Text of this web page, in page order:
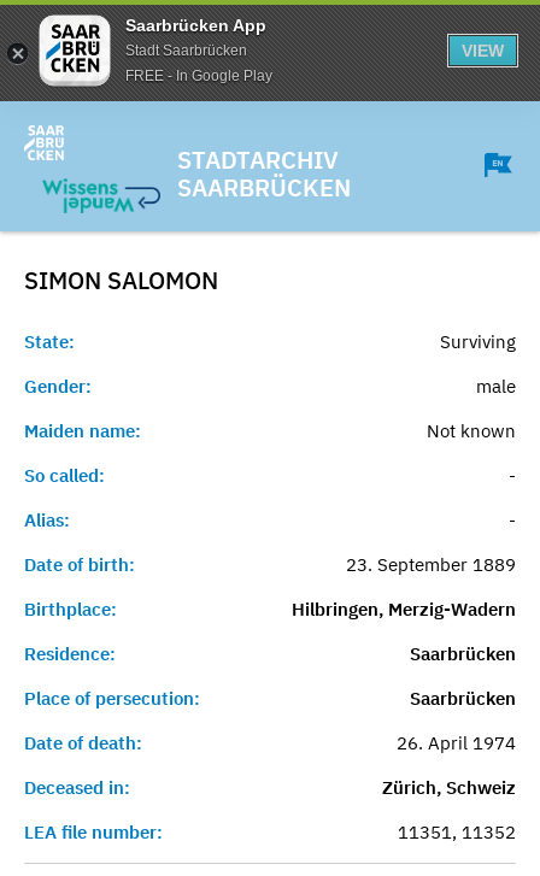
Saarbrücken App
Stadt Saarbrücken
FREE - In Google Play
VIEW
STADTARCHIV
SAARBRÜCKEN
SIMON SALOMON
State:
Surviving
Gender:
male
Maiden name:
Not known
So called:
-
Alias:
-
Date of birth:
23. September 1889
Birthplace:
Hilbringen, Merzig-Wadern
Residence:
Saarbrücken
Place of persecution:
Saarbrücken
Date of death:
26. April 1974
Deceased in:
Zürich, Schweiz
LEA file number:
11351, 11352